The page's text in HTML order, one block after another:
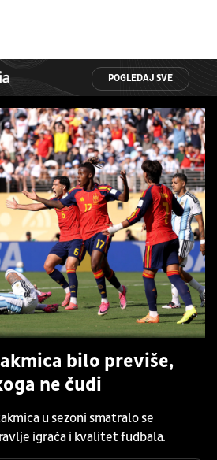
POGLEDAJ SVE
bilo previše,
ne čudi
u sezoni smatralo se
igrača i kvalitet fudbala.